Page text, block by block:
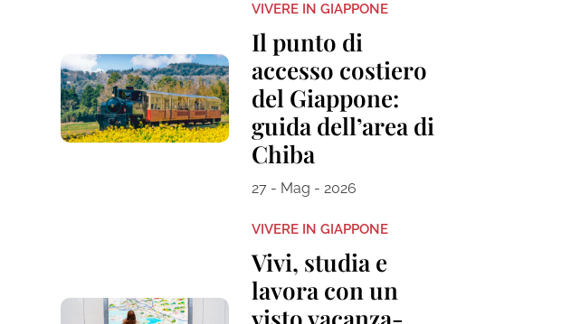
VIVERE IN GIAPPONE
Il punto di
accesso costiero
del Giappone:
guida dell’area di
Chiba
27 - Mag - 2026
VIVERE IN GIAPPONE
Vivi, studia e
lavora con un